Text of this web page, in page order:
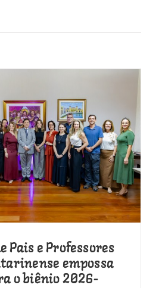
Pais e Professores
empossa
o biênio 2026-